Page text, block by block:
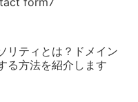
リティとは？ドメイン
る方法を紹介します